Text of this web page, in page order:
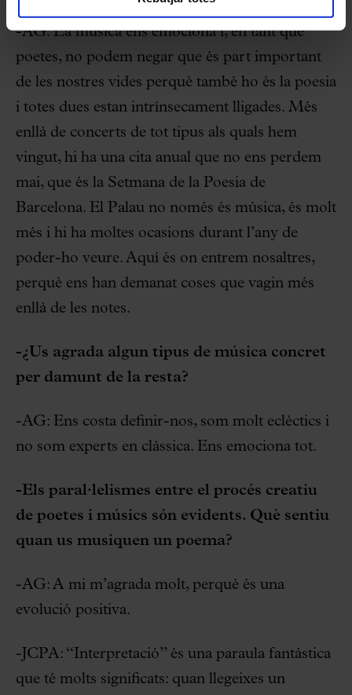
-AG: La música ens emociona i, en tant que
poetes, no podem negar que és part important
de les nostres vides perquè també ho és la poesia
i totes dues estan intrínsecament lligades. Més
enllà de concerts de tot tipus als quals hem
vingut, hi ha una cita anual que no ens perdem
mai, que és la Setmana de la Poesia de
Barcelona. El Palau no només és música, és molt
més i hi ha moltes ocasions durant l’any de
poder-ho veure. Aquí és on entrem nosaltres,
perquè ens han demanat coses que vagin més
enllà de les notes.
-¿Us agrada algun tipus de música concret
per damunt de la resta?
-AG: Ens costa definir-nos, som molt eclèctics i
no som experts en clàssica. Ens emociona tot.
-Els paral·lelismes entre el procés creatiu
de poetes i músics són evidents. Què sentiu
quan us musiquen un poema?
-AG: A mi m’agrada molt, perquè és una
evolució positiva.
-JCPA: “Interpretació” és una paraula fantàstica
que té molts significats: quan llegeixes un